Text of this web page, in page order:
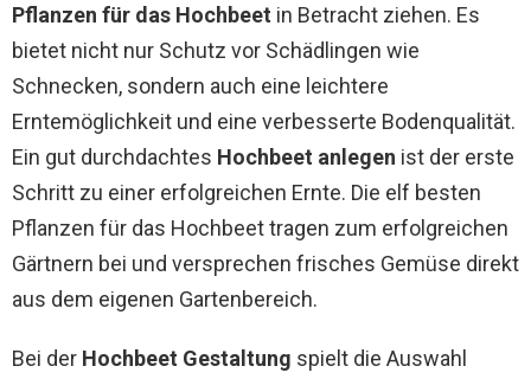
Pflanzen für das Hochbeet in Betracht ziehen. Es
bietet nicht nur Schutz vor Schädlingen wie
Schnecken, sondern auch eine leichtere
Erntemöglichkeit und eine verbesserte Bodenqualität.
Ein gut durchdachtes Hochbeet anlegen ist der erste
Schritt zu einer erfolgreichen Ernte. Die elf besten
Pflanzen für das Hochbeet tragen zum erfolgreichen
Gärtnern bei und versprechen frisches Gemüse direkt
aus dem eigenen Gartenbereich.
Bei der Hochbeet Gestaltung spielt die Auswahl